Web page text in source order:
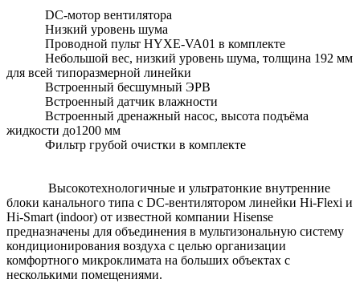
DC-мотор вентилятора
Низкий уровень шума
Проводной пульт HYXE-VA01 в комплекте
Небольшой вес, низкий уровень шума, толщина 192 мм
для всей типоразмерной линейки
Встроенный бесшумный ЭРВ
Встроенный датчик влажности
Встроенный дренажный насос, высота подъёма
жидкости до1200 мм
Фильтр грубой очистки в комплекте
Высокотехнологичные и ультратонкие внутренние
блоки канального типа с DC-вентилятором линейки Hi-Flexi и
Hi-Smart (indoor) от известной компании Hisense
предназначены для объединения в мультизональную систему
кондиционирования воздуха с целью организации
комфортного микроклимата на больших объектах с
несколькими помещениями.